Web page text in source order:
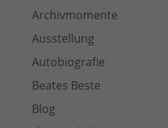
Archivmomente
Ausstellung
Autobiografie
Beates Beste
Blog